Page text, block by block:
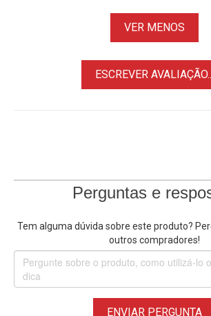
VER MENOS
ESCREVER
Perguntas e
Tem alguma dúvida sobre este produto?
outros compradores!
ENVIAR PERGUNTA